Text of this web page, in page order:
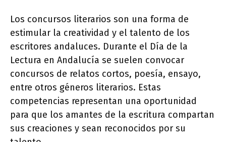
Los concursos literarios son una forma de
estimular la creatividad y el talento de los
escritores andaluces. Durante el Día de la
Lectura en Andalucía se suelen convocar
concursos de relatos cortos, poesía, ensayo,
entre otros géneros literarios. Estas
competencias representan una oportunidad
para que los amantes de la escritura compartan
sus creaciones y sean reconocidos por su